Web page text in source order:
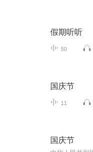
假期听听
50
国庆节
11
国庆节